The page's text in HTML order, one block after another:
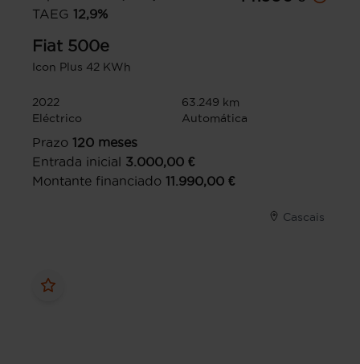
TAEG 12,9%
Fiat 500e
Icon Plus 42 KWh
2022
63.249 km
Eléctrico
Automática
Prazo 120 meses
Entrada inicial 3.000,00 €
Montante financiado 11.990,00 €
Cascais